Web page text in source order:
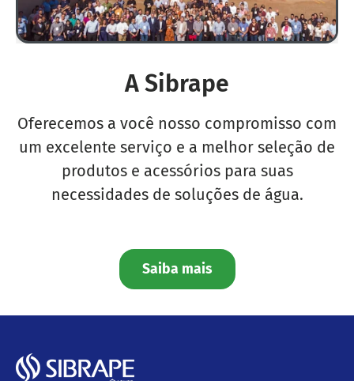
A Sibrape
Oferecemos a você nosso compromisso com
um excelente serviço e a melhor seleção de
produtos e acessórios para suas
necessidades de soluções de água.
Saiba mais